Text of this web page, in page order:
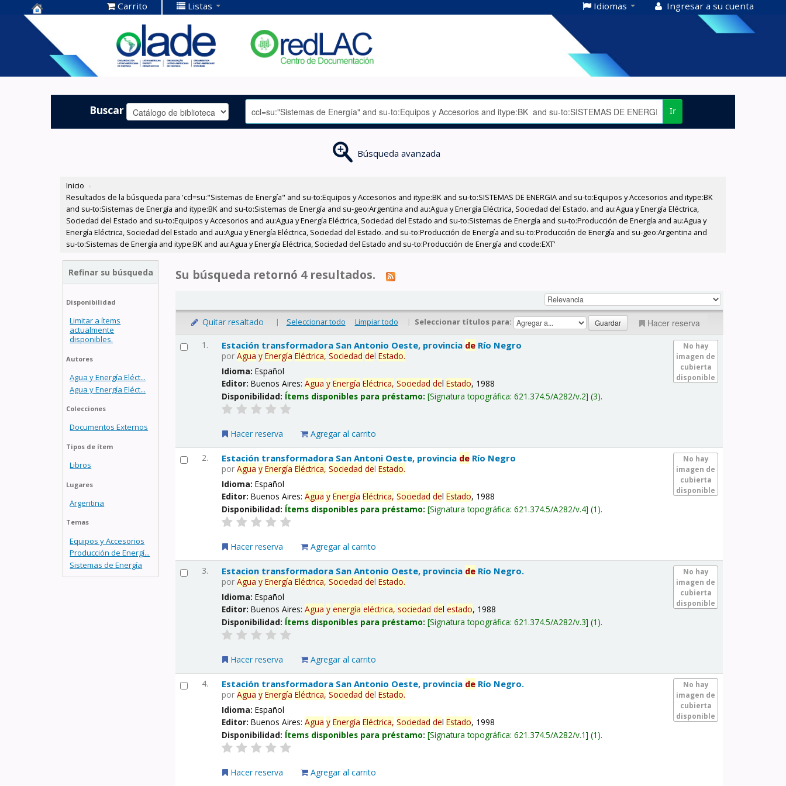
Centro de
Documentación
OLADE -
Carrito Listas Idiomas Ingresar a su cuenta
Buscar Ir
Búsqueda avanzada
Inicio ›
Resultados de la búsqueda para 'ccl=su:"Sistemas de Energía" and su-to:Equipos y Accesorios and itype:BK and su-to:SISTEMAS DE ENERGIA and su-to:Equipos y Accesorios and itype:BK
and su-to:Sistemas de Energía and itype:BK and su-to:Sistemas de Energía and su-geo:Argentina and au:Agua y Energía Eléctrica, Sociedad del Estado. and au:Agua y Energía Eléctrica,
Sociedad del Estado and su-to:Equipos y Accesorios and au:Agua y Energía Eléctrica, Sociedad del Estado and su-to:Sistemas de Energía and su-to:Producción de Energía and au:Agua y
Energía Eléctrica, Sociedad del Estado and au:Agua y Energía Eléctrica, Sociedad del Estado. and su-to:Producción de Energía and su-to:Producción de Energía and su-geo:Argentina and
su-to:Sistemas de Energía and itype:BK and au:Agua y Energía Eléctrica, Sociedad del Estado and su-to:Producción de Energía and ccode:EXT'
Refinar su búsqueda
Disponibilidad
Limitar a ítems
actualmente
disponibles.
Autores
Agua y Energía Eléct...
Agua y Energía Eléct...
Colecciones
Documentos Externos
Tipos de ítem
Libros
Lugares
Argentina
Temas
Equipos y Accesorios
Producción de Energí...
Sistemas de Energía
Su búsqueda retornó 4 resultados.
Quitar resaltado | Seleccionar todo Limpiar todo | Seleccionar títulos para: Hacer reserva
1.
No hay
imagen de
cubierta
disponible
Estación transformadora San Antonio Oeste, provincia de Río Negro
porAgua y Energía Eléctrica, Sociedad delEstado.
Idioma:Español
Editor:Buenos Aires:Agua y Energía Eléctrica, Sociedad delEstado, 1988
Disponibilidad: Ítems disponibles para préstamo: Signatura topográfica:621.374.5/A282/v.2 (3).
Hacer reserva Agregar al carrito
2.
No hay
imagen de
cubierta
disponible
Estación transformadora San Antoni Oeste, provincia de Río Negro
porAgua y Energía Eléctrica, Sociedad delEstado.
Idioma:Español
Editor:Buenos Aires:Agua y Energía Eléctrica, Sociedad delEstado, 1988
Disponibilidad: Ítems disponibles para préstamo: Signatura topográfica:621.374.5/A282/v.4 (1).
Hacer reserva Agregar al carrito
3.
No hay
imagen de
cubierta
disponible
Estacion transformadora San Antonio Oeste, provincia de Río Negro.
porAgua y Energía Eléctrica, Sociedad delEstado.
Idioma:Español
Editor:Buenos Aires:Agua y energía eléctrica, sociedad delestado, 1988
Disponibilidad: Ítems disponibles para préstamo: Signatura topográfica:621.374.5/A282/v.3 (1).
Hacer reserva Agregar al carrito
4.
No hay
imagen de
cubierta
disponible
Estación transformadora San Antonio Oeste, provincia de Río Negro.
porAgua y Energía Eléctrica, Sociedad delEstado.
Idioma:Español
Editor:Buenos Aires:Agua y Energía Eléctrica, Sociedad delEstado, 1998
Disponibilidad: Ítems disponibles para préstamo: Signatura topográfica:621.374.5/A282/v.1 (1).
Hacer reserva Agregar al carrito